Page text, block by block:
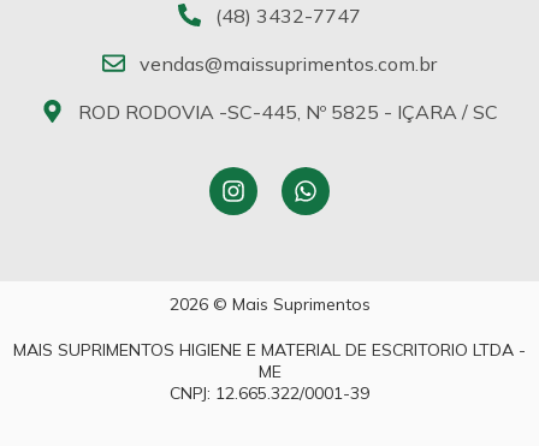
(48) 3432-7747
vendas@maissuprimentos.com.br
ROD RODOVIA -SC-445, Nº 5825 - IÇARA / SC
2026 © Mais Suprimentos
MAIS SUPRIMENTOS HIGIENE E MATERIAL DE ESCRITORIO LTDA -
ME
CNPJ: 12.665.322/0001-39